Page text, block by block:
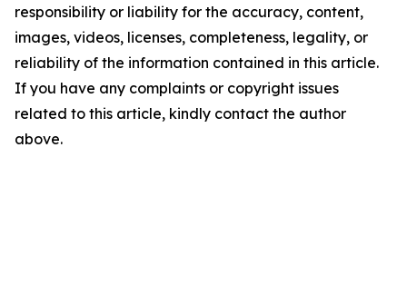
responsibility or liability for the accuracy, content,
images, videos, licenses, completeness, legality, or
reliability of the information contained in this article.
If you have any complaints or copyright issues
related to this article, kindly contact the author
above.